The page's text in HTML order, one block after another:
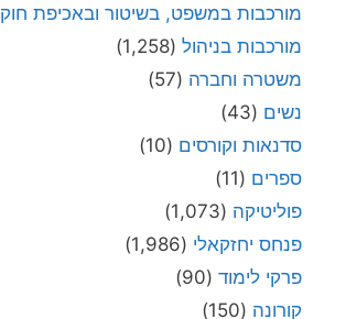
מורכבות במשפט, בשיטור ובאכיפת חוק
מורכבות בניהול (1,258)
משטרה וחברה (57)
נשים (43)
סדנאות וקורסים (10)
ספרים (11)
פוליטיקה (1,073)
פנחס יחזקאלי (1,986)
פרקי לימוד (90)
קורונה (150)